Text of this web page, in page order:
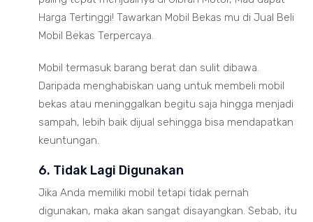
Harga Tertinggi! Tawarkan Mobil Bekas mu di Jual Beli
Mobil Bekas Terpercaya.
Mobil termasuk barang berat dan sulit dibawa.
Daripada menghabiskan uang untuk membeli mobil
bekas atau meninggalkan begitu saja hingga menjadi
sampah, lebih baik dijual sehingga bisa mendapatkan
keuntungan.
6. Tidak Lagi Digunakan
Jika Anda memiliki mobil tetapi tidak pernah
digunakan, maka akan sangat disayangkan. Sebab, itu